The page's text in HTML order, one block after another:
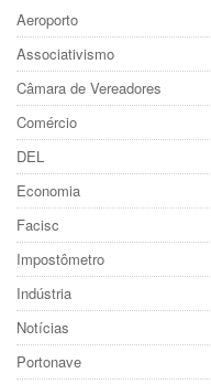
Aeroporto
Associativismo
Câmara de Vereadores
Comércio
DEL
Economia
Facisc
Impostômetro
Indústria
Notícias
Portonave